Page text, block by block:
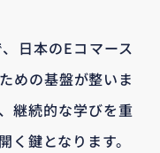
日本のEコマース
めの基盤が整いま
継続的な学びを重
く鍵となります。